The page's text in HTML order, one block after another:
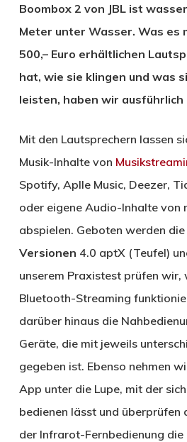
Boombox 2 von JBL ist
Meter unter Wasser. Was es
500,– Euro erhältlichen
hat, wie sie klingen und was
leisten, haben wir
Mit den Lautsprechern lassen
Musik-Inhalte von
Spotify, Aplle Music, Deezer,
oder eigene Audio-Inhalte von
abspielen. Geboten werden die
Versionen 4.0 aptX (Teufel)
unserem Praxistest prüfen wir,
Bluetooth-Streaming
darüber hinaus die
Geräte, die mit jeweils
gegeben ist. Ebenso nehmen
App unter die Lupe, mit der
bedienen lässt und überprüfen
der Infrarot-Fernbedienung die